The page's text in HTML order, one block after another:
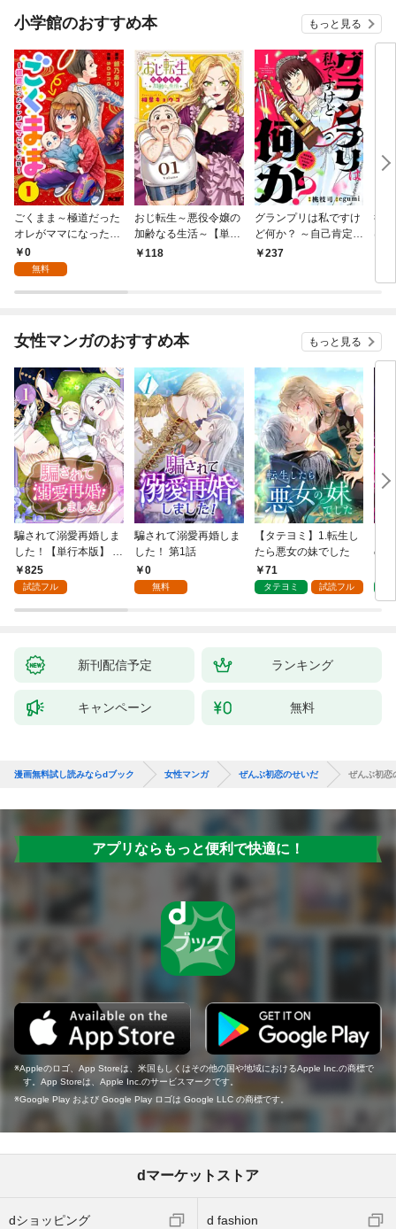
小学館のおすすめ本 もっと見る
ごくまま～極道だった
オレがママになった話
～【単話】（１）
0
無料
おじ転生～悪役令嬢の
加齢なる生活～【単
話】（１）
118
グランプリは私ですけ
ど何か？ ～自己肯定モ
ンスターのミスコン無
237
後
は
女性マンガのおすすめ本 もっと見る
騙されて溺愛再婚しま
した！【単行本版】 1
巻825
試読フル
騙されて溺愛再婚しま
した！ 第1話
0
無料
【タテヨミ】1.転生し
たら悪女の妹でした
71
タテヨミ 試読フル
の
新刊配信予定 ランキング
キャンペーン 無料
漫画無料試し読みならdブック 女性マンガ ぜんぶ初恋のせいだ ぜんぶ初恋
アプリならもっと便利で快適に！
Appleのロゴ、App Storeは、米国もしくはその他の国や地域におけるApple Inc.の商標で
す。App Storeは、Apple Inc.のサービスマークです。
Google Play および Google Play ロゴは Google LLC の商標です。
dマーケットストア
dショッピング d fashion